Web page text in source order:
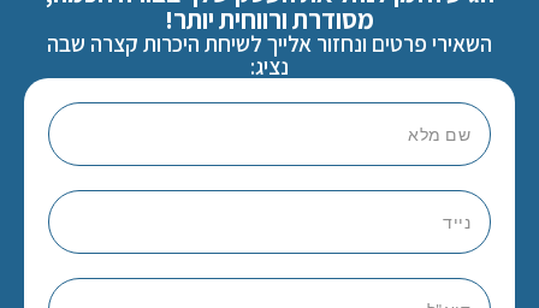
מסודרת ורווחית יותר!
השאירי פרטים ונחזור אלייך לשיחת היכרות קצרה שבה
נציג: